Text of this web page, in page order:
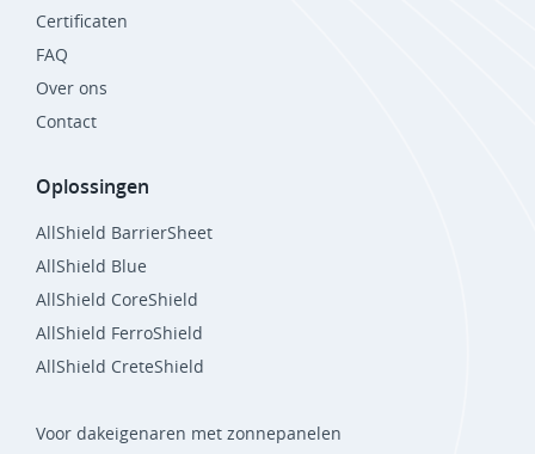
Certificaten
FAQ
Over ons
Contact
Oplossingen
AllShield BarrierSheet
AllShield Blue
AllShield CoreShield
AllShield FerroShield
AllShield CreteShield
Voor dakeigenaren met zonnepanelen